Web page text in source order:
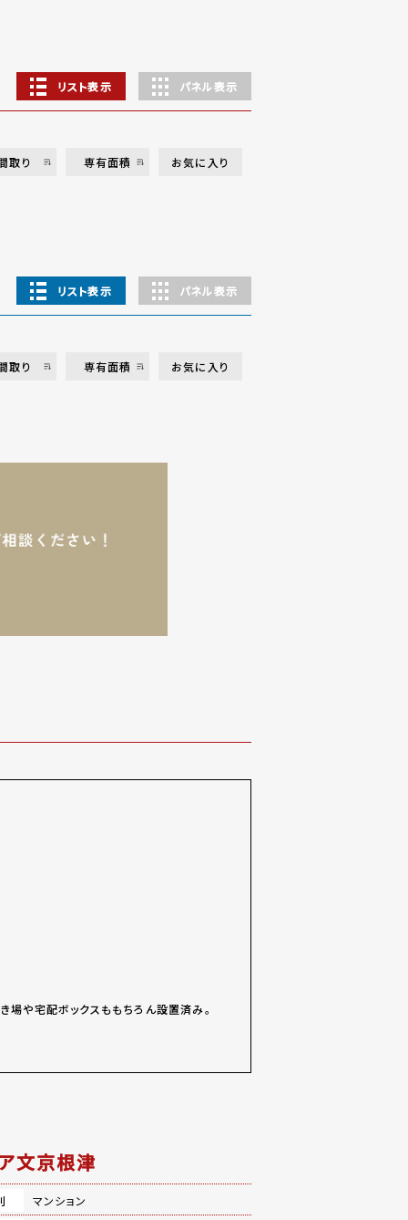
リスト表示 パネル表示
取り 専有面積 お気に入り
リスト表示 パネル表示
取り 専有面積 お気に入り
場や宅配ボックスももちろん設置済み。
文京根津
マンション